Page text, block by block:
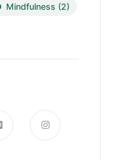
Mindfulness (2)